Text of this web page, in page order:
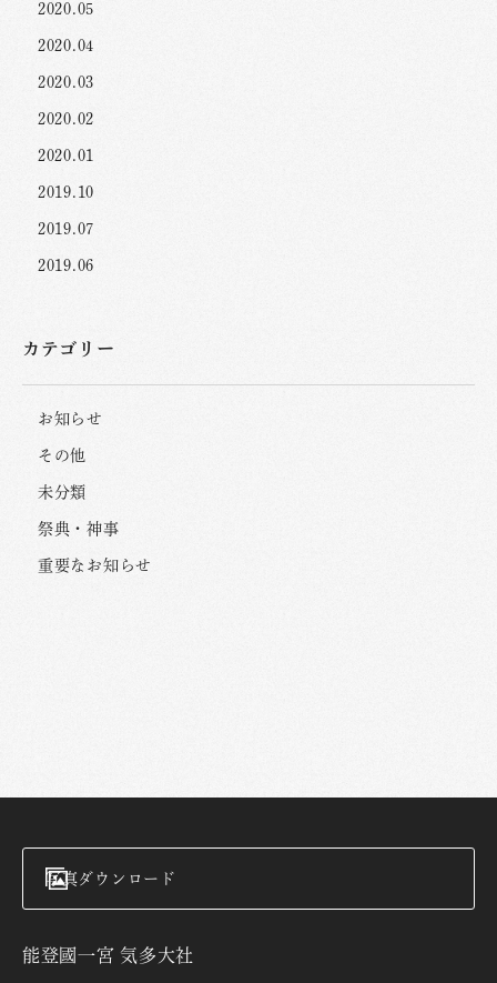
2020.05
2020.04
2020.03
2020.02
2020.01
2019.10
2019.07
2019.06
カテゴリー
お知らせ
その他
未分類
祭典・神事
重要なお知らせ
写真ダウンロード
能登國一宮 気多大社